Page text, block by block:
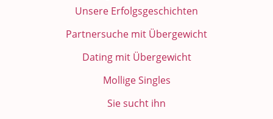
Unsere Erfolgsgeschichten
Partnersuche mit Übergewicht
Dating mit Übergewicht
Mollige Singles
Sie sucht ihn